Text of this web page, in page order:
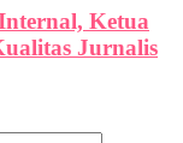
Ketua
Jurnalis